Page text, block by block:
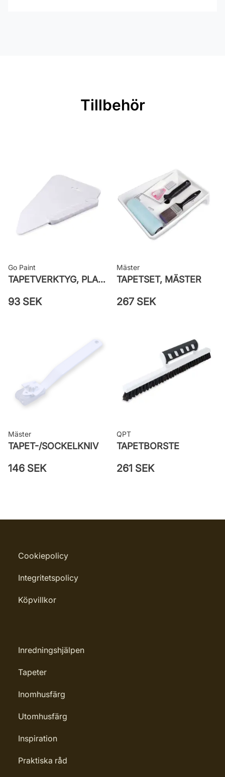
Mönsterrepetition: 64 cm
woven
Applicering av lim: Lim strykes på
Leverantörens artikelnummer: 8064
Tillbehör
Go Paint
TAPETVERKTYG, PLAST GO PAINT
93 SEK
Mäster
TAPETSET, MÄSTER
267 SEK
Mäster
TAPET-/SOCKELKNIV
146 SEK
QPT
TAPETBORSTE
261 SEK
Cookiepolicy
Integritetspolicy
Köpvillkor
Inredningshjälpen
Tapeter
Inomhusfärg
Utomhusfärg
Inspiration
Praktiska råd